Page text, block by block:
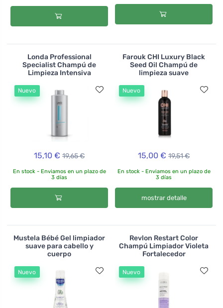
Londa Professional
Specialist Champú de
Limpieza Intensiva
Nuevo
15,10 € 19,65 €
En stock - Enviamos en un plazo de
3 días
Farouk CHI Luxury Black
Seed Oil Champú de
limpieza suave
Nuevo
15,00 € 19,51 €
En stock - Enviamos en un plazo de
3 días
mostrar detalle
Mustela Bébé Gel limpiador
suave para cabello y
cuerpo
Nuevo
Revlon Restart Color
Champú Limpiador Violeta
Fortalecedor
Nuevo